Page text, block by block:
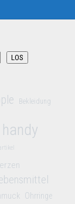
LOS
Bekleidung
handy
Ohrringe